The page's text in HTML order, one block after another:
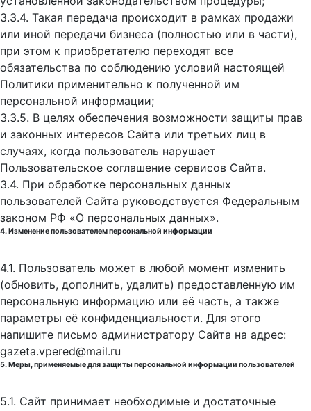
3.3.4. Такая передача происходит в рамках продажи
или иной передачи бизнеса (полностью или в части),
при этом к приобретателю переходят все
обязательства по соблюдению условий настоящей
Политики применительно к полученной им
персональной информации;
3.3.5. В целях обеспечения возможности защиты прав
и законных интересов Сайта или третьих лиц в
случаях, когда пользователь нарушает
Пользовательское соглашение сервисов Сайта.
3.4. При обработке персональных данных
пользователей Сайта руководствуется Федеральным
законом РФ «О персональных данных».
4. Изменение пользователем персональной информации
4.1. Пользователь может в любой момент изменить
(обновить, дополнить, удалить) предоставленную им
персональную информацию или её часть, а также
параметры её конфиденциальности. Для этого
напишите письмо администратору Сайта на адрес:
gazeta.vpered@mail.ru
5. Меры, применяемые для защиты персональной информации пользователей
5.1. Сайт принимает необходимые и достаточные